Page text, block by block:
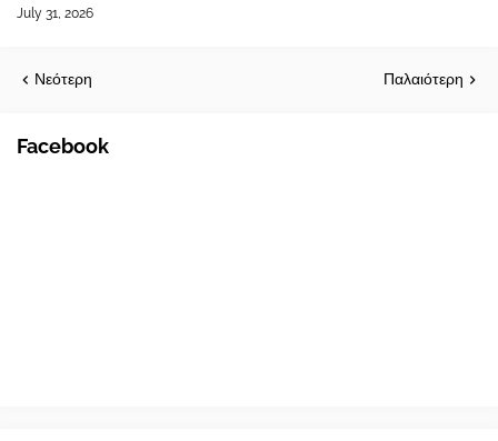
July 31, 2026
Νεότερη Παλαιότερη
Facebook